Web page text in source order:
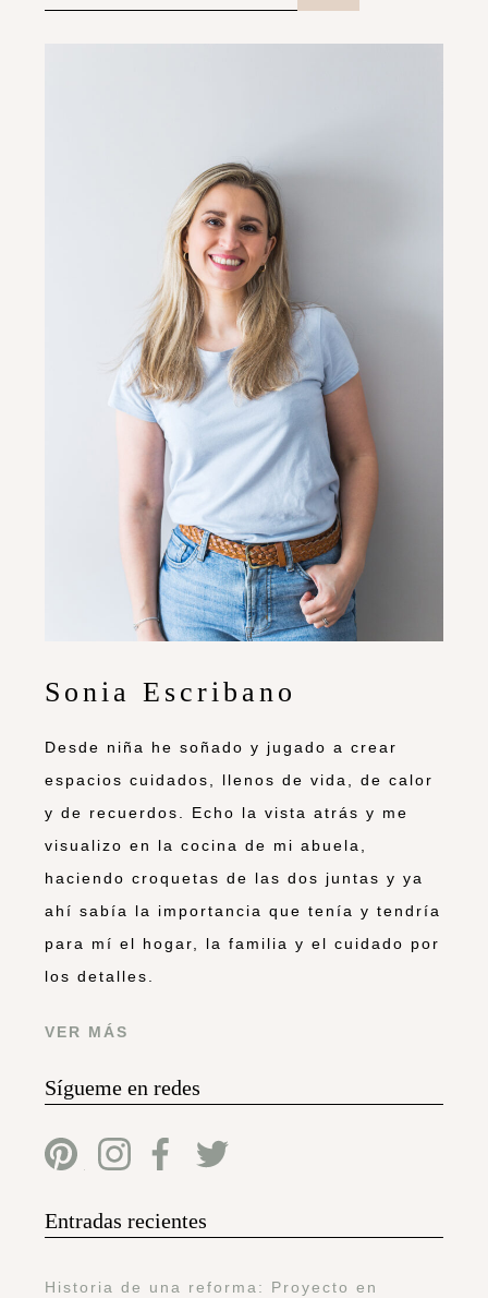
Sonia Escribano
Desde niña he soñado y jugado a crear
espacios cuidados, llenos de vida, de calor
y de recuerdos. Echo la vista atrás y me
visualizo en la cocina de mi abuela,
haciendo croquetas de las dos juntas y ya
ahí sabía la importancia que tenía y tendría
para mí el hogar, la familia y el cuidado por
los detalles.
VER MÁS
Sígueme en redes
Entradas recientes
Historia de una reforma: Proyecto en